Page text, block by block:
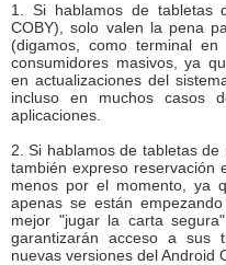
1. Si hablamos de tabletas
COBY), solo valen la pena
(digamos, como terminal
consumidores masivos, ya
en actualizaciones del
incluso en muchos casos
aplicaciones.
2. Si hablamos de tabletas de
también expreso reservación
menos por el momento, ya
apenas se están
mejor "jugar la carta
garantizarán acceso a sus
nuevas versiones del Android